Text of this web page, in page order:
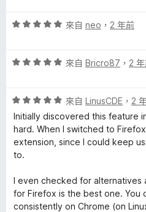
分
分
分
評
分
分
5
分
來自 neo ， 2 年前
評
分
，
滿
分
5
來自 Bricro87 ， 2
評
價
5
分
，
分
5
分
來自 LinusCDE ， 2
Initially discovered this feature
hard. When I switched to
extension, since I could keep
to.
I even checked for alternatives
for Firefox is the best one. You
consistently on Chrome (on